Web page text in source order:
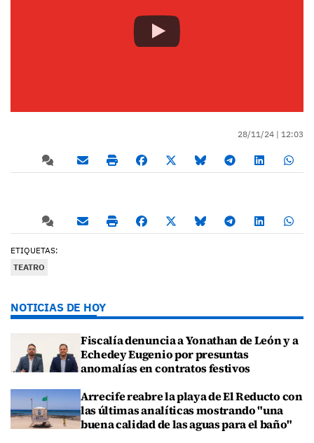
28/11/24 | 12:03
ETIQUETAS:
TEATRO
NOTICIAS DE HOY
Fiscalía denuncia a Yonathan de León y a
Echedey Eugenio por presuntas
anomalías en contratos festivos
Arrecife reabre la playa de El Reducto con
las últimas analíticas mostrando "una
buena calidad de las aguas para el baño"